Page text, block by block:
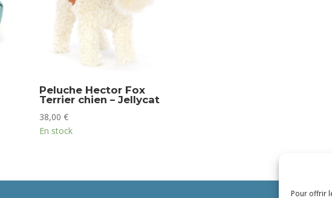
Pour offrir
Peluche Hector Fox
Terrier chien – Jellycat
38,00€
En stock